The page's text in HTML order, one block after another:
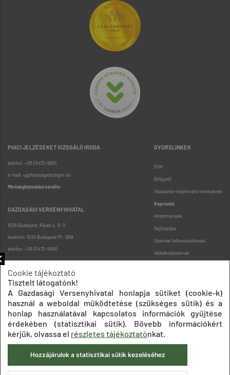
PIACI JELZÉSEKET VIZSGÁLÓ IRODA
telefon: +36 (1) 472-8851
e-mail: ugyfelszolgalat@gvh.hu
Minőségbiztosítási kérdőív
GAZDASÁGI VERSENYHIVATAL
1026 Budapest, Riadó u. 5-11.
levélcím: 1534 Budapest Pf.: 958
telefon: +36 (1) 472-8900
GYORSLINKEK
GVH
Árfigyelő
Visszaélés-bejelentési rendszerek
Kapcsolat
Hirdetmények
Sajtószoba
Szakmai felhasználóknak
Vállalkozásoknak
Oldaltérkép
Impresszum Adatkezelési tájékoztatók
Akadálymentesítési nyilatkozat
Közadatkereső
Süti beállítások ÁSZF
Cookie tájékoztató
Tisztelt látogatónk!
A Gazdasági Versenyhivatal honlapja sütiket (cookie-k)
használ a weboldal működtetése (szükséges sütik) és a
honlap használatával kapcsolatos információk gyűjtése
érdekében (statisztikai sütik). Bővebb információkért
kérjük, olvassa el részletes tájékoztatónkat.
Hozzájárulok a statisztikai sütik kezeléséhez